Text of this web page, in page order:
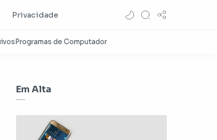
Privacidade
Em Alta